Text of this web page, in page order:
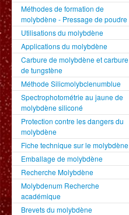
Méthodes de formation de
molybdène - Pressage de poudre
Utilisations du molybdène
Applications du molybdène
Carbure de molybdène et carbure
de tungstène
Méthode Silicmolybclenumblue
Spectrophotométrie au jaune de
molybdène siliconé
Protection contre les dangers du
molybdène
Fiche technique sur le molybdène
Emballage de molybdène
Recherche Molybdène
Molybdenum Recherche
académique
Brevets du molybdène